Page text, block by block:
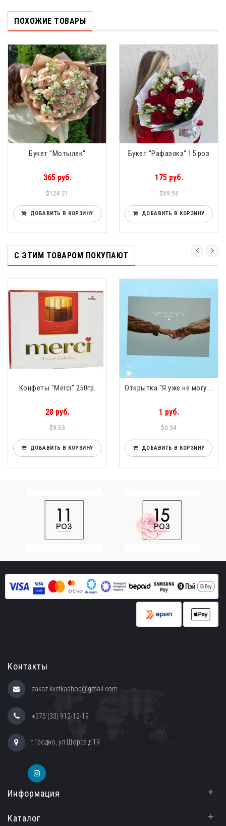
ПОХОЖИЕ ТОВАРЫ
Букет "Мотылек"
365 руб.
$124.21
ДОБАВИТЬ В КОРЗИНУ
Букет "Рафаэлка" 15 роз
175 руб.
$59.55
ДОБАВИТЬ В КОРЗИНУ
С ЭТИМ ТОВАРОМ ПОКУПАЮТ
Конфеты "Merci" 250гр.
28 руб.
$9.53
ДОБАВИТЬ В КОРЗИНУ
Открытка "Я уже не могу без тебя"
1 руб.
$0.34
ДОБАВИТЬ В КОРЗИНУ
Контакты
zakaz.kvetkashop@gmail.com
+375 (33) 912-12-19
г.Гродно, ул.Щорса д.19
Информация +
Каталог +